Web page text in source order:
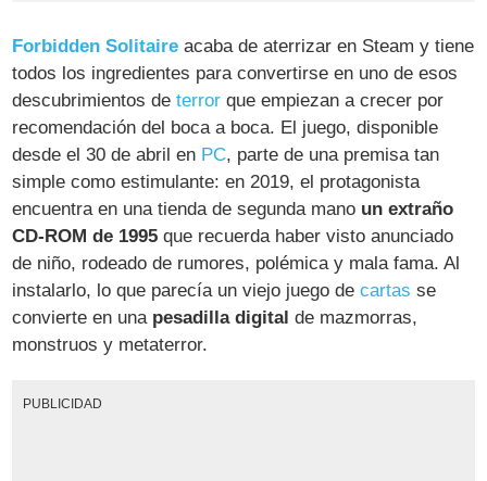
Forbidden Solitaire acaba de aterrizar en Steam y tiene
todos los ingredientes para convertirse en uno de esos
descubrimientos deterror que empiezan a crecer por
recomendación del boca a boca. El juego, disponible
desde el 30 de abril en PC, parte de una premisa tan
simple como estimulante: en 2019, el protagonista
encuentra en una tienda de segunda mano un extraño
CD-ROM de 1995 que recuerda haber visto anunciado
de niño, rodeado de rumores, polémica y mala fama. Al
instalarlo, lo que parecía un viejo juego decartas se
convierte en una pesadilla digital de mazmorras,
monstruos y metaterror.
PUBLICIDAD